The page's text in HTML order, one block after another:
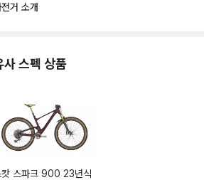
거 소개
사 스펙 상품
캇 스파크 900 23년식